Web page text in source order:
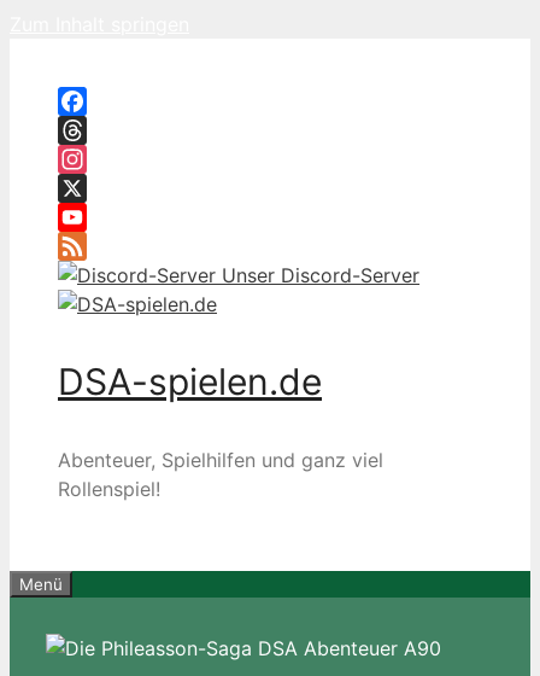
Facebook
Threads
Instagram
X
YouTube
Feed
Unser Discord-Server
DSA-spielen.de
Abenteuer, Spielhilfen und ganz viel
Rollenspiel!
Menü